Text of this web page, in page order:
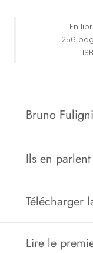
En
256
Bruno Fuligni
Ils en parlent
Télécharger
Lire le